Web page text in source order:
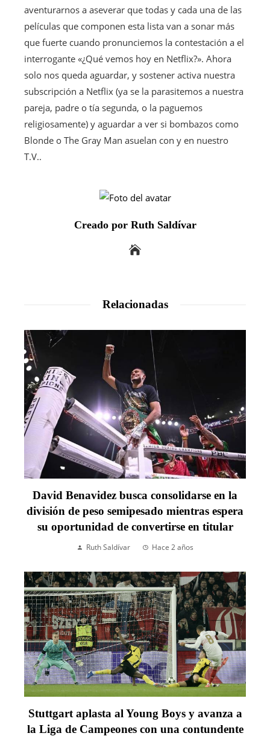
aventurarnos a aseverar que todas y cada una de las
películas que componen esta lista van a sonar más
que fuerte cuando pronunciemos la contestación a el
interrogante «¿Qué vemos hoy en Netflix?». Ahora
solo nos queda aguardar, y sostener activa nuestra
subscripción a Netflix (ya se la parasitemos a nuestra
pareja, padre o tía segunda, o la paguemos
religiosamente) y aguardar a ver si bombazos como
Blonde o The Gray Man asuelan con y en nuestro
T.V..
Creado por Ruth Saldívar
Relacionadas
David Benavidez busca consolidarse en la
división de peso semipesado mientras espera
su oportunidad de convertirse en titular
Ruth Saldívar Hace 2 años
Stuttgart aplasta al Young Boys y avanza a
la Liga de Campeones con una contundente